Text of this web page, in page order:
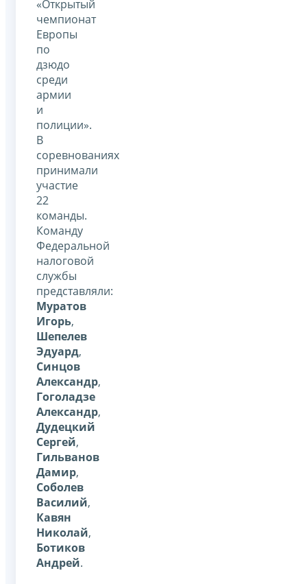
«Открытый
чемпионат
Европы
по
дзюдо
среди
армии
и
полиции».
В
соревнованиях
принимали
участие
22
команды.
Команду
Федеральной
налоговой
службы
представляли:
Муратов
Игорь,
Шепелев
Эдуард,
Синцов
Александр,
Гоголадзе
Александр,
Дудецкий
Сергей,
Гильванов
Дамир,
Соболев
Василий,
Кавян
Николай,
Ботиков
Андрей.